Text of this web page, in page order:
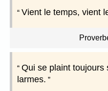
Vient le temps, vient
Qui se plaint toujours
larmes.